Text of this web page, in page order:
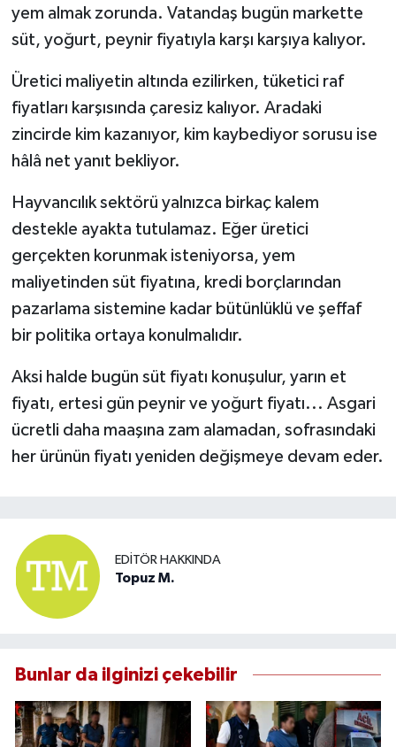
yem almak zorunda. Vatandaş bugün markette
süt, yoğurt, peynir fiyatıyla karşı karşıya kalıyor.
Üretici maliyetin altında ezilirken, tüketici raf
fiyatları karşısında çaresiz kalıyor. Aradaki
zincirde kim kazanıyor, kim kaybediyor sorusu ise
hâlâ net yanıt bekliyor.
Hayvancılık sektörü yalnızca birkaç kalem
destekle ayakta tutulamaz. Eğer üretici
gerçekten korunmak isteniyorsa, yem
maliyetinden süt fiyatına, kredi borçlarından
pazarlama sistemine kadar bütünlüklü ve şeffaf
bir politika ortaya konulmalıdır.
Aksi halde bugün süt fiyatı konuşulur, yarın et
fiyatı, ertesi gün peynir ve yoğurt fiyatı... Asgari
ücretli daha maaşına zam alamadan, sofrasındaki
her ürünün fiyatı yeniden değişmeye devam eder.
EDITÖR HAKKINDA
Topuz M.
Bunlar da ilginizi çekebilir